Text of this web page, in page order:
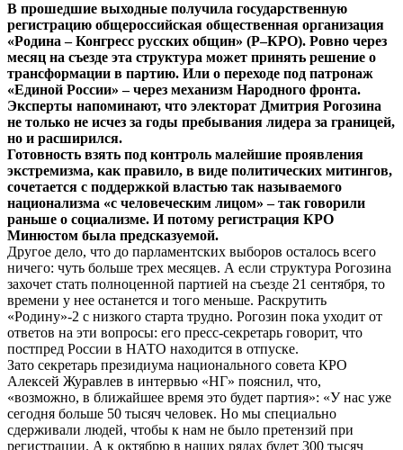
В прошедшие выходные получила государственную
регистрацию общероссийская общественная организация
«Родина – Конгресс русских общин» (Р–КРО). Ровно через
месяц на съезде эта структура может принять решение о
трансформации в партию. Или о переходе под патронаж
«Единой России» – через механизм Народного фронта.
Эксперты напоминают, что электорат Дмитрия Рогозина
не только не исчез за годы пребывания лидера за границей,
но и расширился.
Готовность взять под контроль малейшие проявления
экстремизма, как правило, в виде политических митингов,
сочетается с поддержкой властью так называемого
национализма «с человеческим лицом» – так говорили
раньше о социализме. И потому регистрация КРО
Минюстом была предсказуемой.
Другое дело, что до парламентских выборов осталось всего
ничего: чуть больше трех месяцев. А если структура Рогозина
захочет стать полноценной партией на съезде 21 сентября, то
времени у нее останется и того меньше. Раскрутить
«Родину»-2 с низкого старта трудно. Рогозин пока уходит от
ответов на эти вопросы: его пресс-секретарь говорит, что
постпред России в НАТО находится в отпуске.
Зато секретарь президиума национального совета КРО
Алексей Журавлев в интервью «НГ» пояснил, что,
«возможно, в ближайшее время это будет партия»: «У нас уже
сегодня больше 50 тысяч человек. Но мы специально
сдерживали людей, чтобы к нам не было претензий при
регистрации. А к октябрю в наших рядах будет 300 тысяч